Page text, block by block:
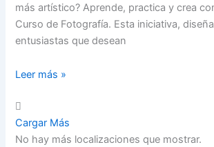
más artístico? Aprende, practica y crea
Curso de Fotografía. Esta iniciativa,
entusiastas que desean
Leer más »
Cargar Más
No hay más localizaciones que mostrar.